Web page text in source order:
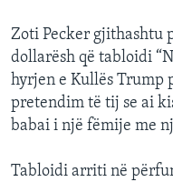
Zoti Pecker gjithashtu
dollarësh që tabloidi
hyrjen e Kullës Trump
pretendim të tij se ai
babai i një fëmije me
Tabloidi arriti në